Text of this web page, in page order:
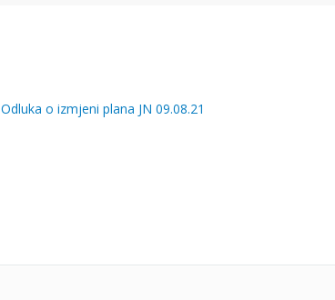
Odluka o izmjeni plana JN 09.08.21